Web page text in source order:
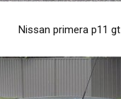
Nissan primera p11 gt